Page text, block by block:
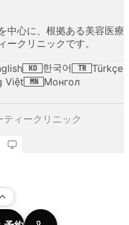
中心に、根拠ある美容医療
ークリニックです。
KO 한국어 TR Türkçe
Việt MN Монгол
ィークリニック